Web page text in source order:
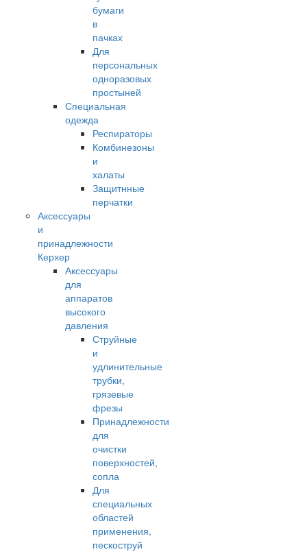
бумаги
в
пачках
Для
персональных
одноразовых
простыней
Специальная
одежда
Респираторы
Комбинезоны
и
халаты
Защитнные
перчатки
Аксессуары
и
принадлежности
Керхер
Аксессуары
для
аппаратов
высокого
давления
Струйные
и
удлинительные
трубки,
грязевые
фрезы
Принадлежности
для
очистки
поверхностей,
сопла
Для
специальных
областей
применения,
пескоструй